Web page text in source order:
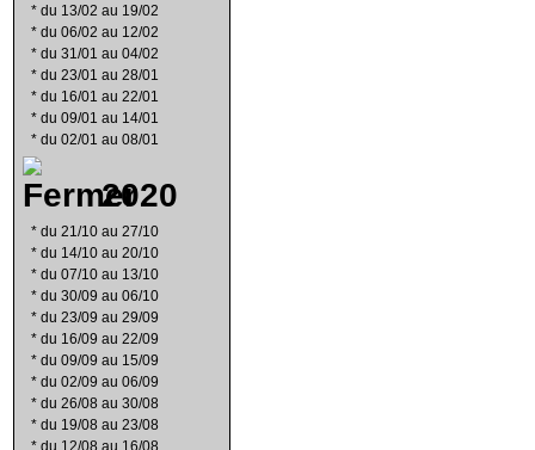
* du 13/02 au 19/02
* du 06/02 au 12/02
* du 31/01 au 04/02
* du 23/01 au 28/01
* du 16/01 au 22/01
* du 09/01 au 14/01
* du 02/01 au 08/01
2020
* du 21/10 au 27/10
* du 14/10 au 20/10
* du 07/10 au 13/10
* du 30/09 au 06/10
* du 23/09 au 29/09
* du 16/09 au 22/09
* du 09/09 au 15/09
* du 02/09 au 06/09
* du 26/08 au 30/08
* du 19/08 au 23/08
* du 12/08 au 16/08